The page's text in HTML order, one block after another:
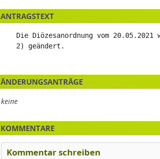
verschiedene
Rahmendaten
Antrag
ANTRAGSTEXT
Die Diözesanordnung vom
2) geändert.
ÄNDERUNGSANTRÄGE
keine
KOMMENTARE
Kommentar schreiben